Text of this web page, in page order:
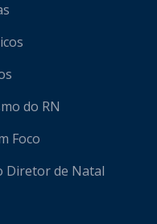
do RN
Foco
Diretor de Natal